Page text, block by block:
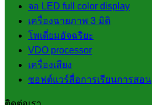
จอ LED full color display
เครื่องฉายภาพ 3 มิติ
โพเดี่ยมอัจฉริยะ
VDO processor
เครื่องเสียง
ซอฟต์แวร์สื่อการเรียนการสอน